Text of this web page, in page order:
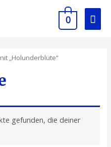
0
„Holunderblüte“
gefunden, die deiner